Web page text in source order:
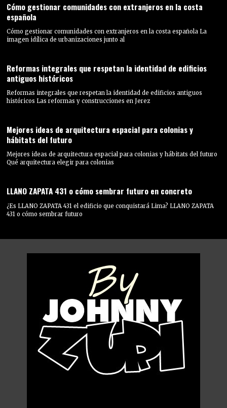
Cómo gestionar comunidades con extranjeros en la costa
española
Cómo gestionar comunidades con extranjeros en la costa española La
imagen idílica de urbanizaciones junto al
Reformas integrales que respetan la identidad de edificios
antiguos históricos
Reformas integrales que respetan la identidad de edificios antiguos
históricos Las reformas y construcciones en Jerez
Mejores ideas de arquitectura espacial para colonias y
hábitats del futuro
Mejores ideas de arquitectura espacial para colonias y hábitats del futuro
Qué arquitectura elegir para colonias
LLANO ZAPATA 431 o cómo sembrar futuro en concreto
¿Es LLANO ZAPATA 431 el edificio que conquistará Lima? LLANO ZAPATA
431 o cómo sembrar futuro